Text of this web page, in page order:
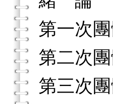
第一次
第二次
第三次